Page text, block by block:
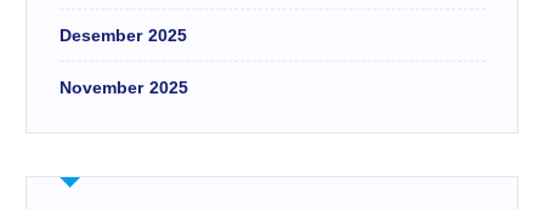
Desember 2025
November 2025